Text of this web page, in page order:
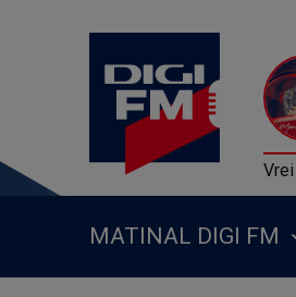
MATINAL DIGI FM